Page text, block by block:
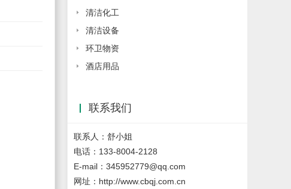
清洁化工
清洁设备
环卫物资
酒店用品
联系我们
联系人：舒小姐
电话：133-8004-2128
E-mail：345952779@qq.com
网址：http://www.cbqj.com.cn